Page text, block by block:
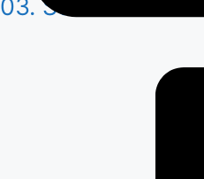
03. Sostenibilidad